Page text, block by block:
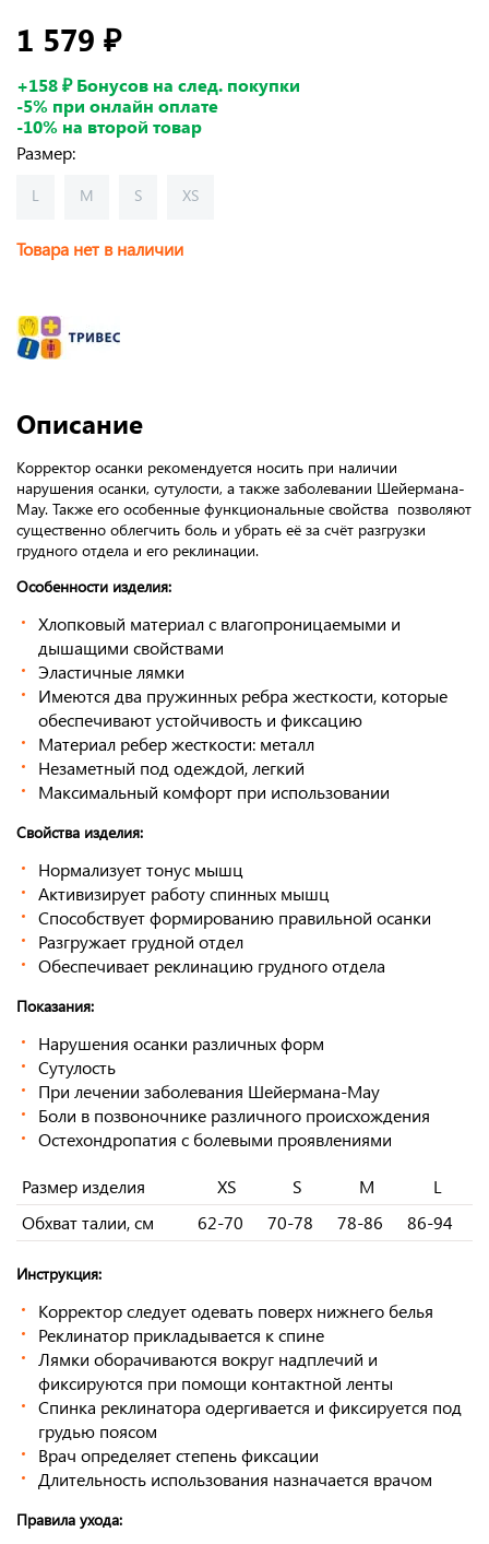
1 579 ₽
+158 ₽ Бонусов на след. покупки
-5% при онлайн оплате
-10% на второй товар
Размер:
L M S XS
Товара нет в наличии
Описание
Корректор осанки рекомендуется носить при наличии
нарушения осанки, сутулости, а также заболевании Шейермана-
Мау. Также его особенные функциональные свойства позволяют
существенно облегчить боль и убрать её за счёт разгрузки
грудного отдела и его реклинации.
Особенности изделия:
Хлопковый материал с влагопроницаемыми и
дышащими свойствами
Эластичные лямки
Имеются два пружинных ребра жесткости, которые
обеспечивают устойчивость и фиксацию
Материал ребер жесткости: металл
Незаметный под одеждой, легкий
Максимальный комфорт при использовании
Свойства изделия:
Нормализует тонус мышц
Активизирует работу спинных мышц
Способствует формированию правильной осанки
Разгружает грудной отдел
Обеспечивает реклинацию грудного отдела
Показания:
Нарушения осанки различных форм
Сутулость
При лечении заболевания Шейермана-Мау
Боли в позвоночнике различного происхождения
Остехондропатия с болевыми проявлениями
Размер изделия XS S M
L
Обхват талии, см
62-70 70-78 78-86 86-94
Инструкция:
Корректор следует одевать поверх нижнего белья
Реклинатор прикладывается к спине
Лямки оборачиваются вокруг надплечий и
фиксируются при помощи контактной ленты
Спинка реклинатора одергивается и фиксируется под
грудью поясом
Врач определяет степень фиксации
Длительность использования назначается врачом
Правила ухода: